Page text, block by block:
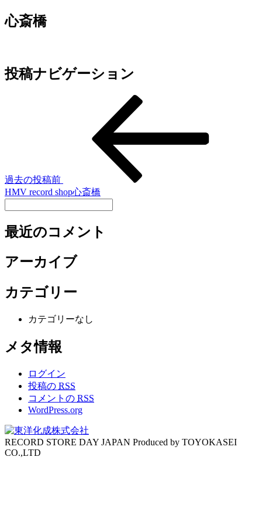
心斎橋
投稿ナビゲーション
過去の投稿前
HMV record shop心斎橋
最近のコメント
アーカイブ
カテゴリー
カテゴリーなし
メタ情報
ログイン
投稿の RSS
コメントの RSS
WordPress.org
RECORD STORE DAY JAPAN Produced by TOYOKASEI
CO.,LTD